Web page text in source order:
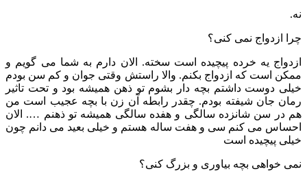
نه.
چرا ازدواج نمی کنی؟
ازدواج یه خرده پیچیده است سخته. الان دارم به شما می گویم و
ممکن است که ازدواج بکنم. والا راستش وقتی جوان و کم سن بودم
خیلی دوست داشتم بچه دار بشوم تو ذهن همیشه بود و تحت تاثیر
رمان جان شیفته بودم. چقدر رابطه آن زن با بچه عجیب است من
هم در سن شانزده سالگی و هفده سالگی همیشه تو ذهنم …. الان
احساس می کنم سی و هفت ساله هستم و خیلی بعید می دانم چون
خیلی پیچیده است
نمی خواهی بچه بیاوری و بزرگ کنی؟